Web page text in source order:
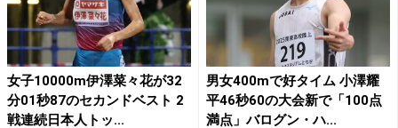
女子10000m伊澤菜々花が32
分01秒87のセカンドベスト 2
戦連続日本人トッ...
男女400mで好タイム 小澤耀
平46秒60の大会新で「100点
満点」バログン・ハ...